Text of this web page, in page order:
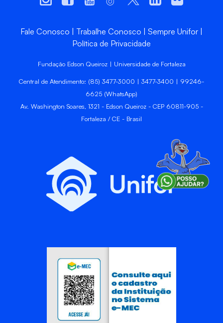
Fale Conosco Trabalhe Conosco
Sempre Unifor
Política de Privacidade
Fundação Edson Queiroz | Universidade de Fortaleza
Central de Atendimento: (85) 3477-3000 | 3477-3400 | 99246-
6625 (WhatsApp)
Av. Washington Soares, 1321 - Edson Queiroz - CEP 60811-905 -
Fortaleza / CE - Brasil